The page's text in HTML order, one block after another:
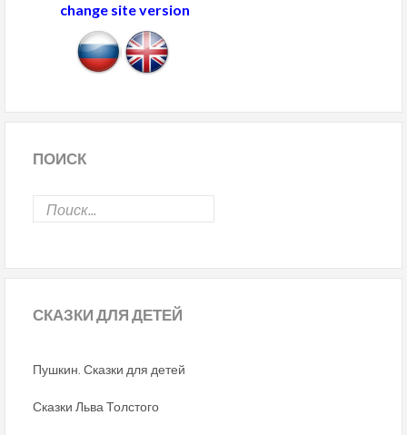
change site version
ПОИСК
СКАЗКИДЛЯ ДЕТЕЙ
Пушкин. Сказки для детей
Сказки Льва Толстого